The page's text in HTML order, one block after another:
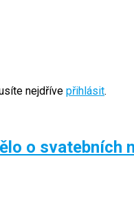
nejdříve přihlásit.
o svatebních